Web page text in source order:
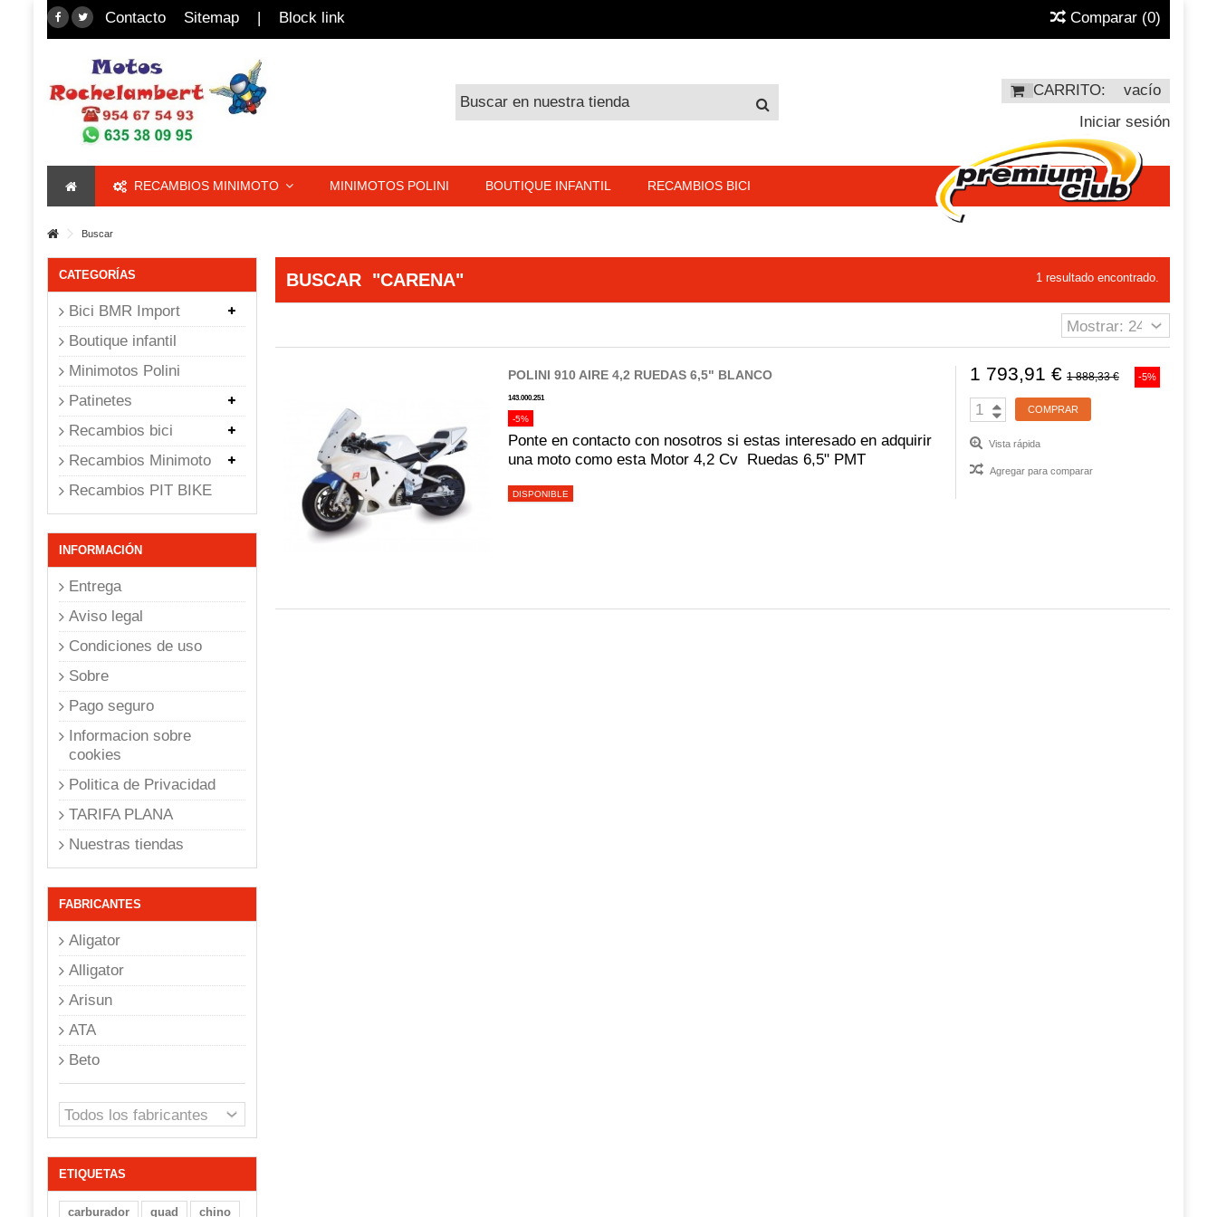
Contacto Sitemap | Block link Comparar (0)
CARRITO:
vacío
Iniciar sesión
RECAMBIOS MINIMOTO MINIMOTOS POLINI BOUTIQUE INFANTIL RECAMBIOS BICI
Buscar
BUSCAR "CARENA" 1 resultado encontrado.
POLINI 910 AIRE 4,2 RUEDAS 6,5" BLANCO
143.000.251
-5%
Ponte en contacto con nosotros si estas interesado en adquirir
una moto como esta Motor 4,2 Cv Ruedas 6,5" PMT
DISPONIBLE
1 793,91 € 1 888,33 € -5%
COMPRAR
Vista rápida
Agregar para comparar
CATEGORÍAS
Bici BMR Import
Boutique infantil
Minimotos Polini
Patinetes
Recambios bici
Recambios Minimoto
Recambios PIT BIKE
INFORMACIÓN
Entrega
Aviso legal
Condiciones de uso
Sobre
Pago seguro
Informacion sobre
cookies
Politica de Privacidad
TARIFA PLANA
Nuestras tiendas
FABRICANTES
Aligator
Alligator
Arisun
ATA
Beto
ETIQUETAS
carburador quad chino